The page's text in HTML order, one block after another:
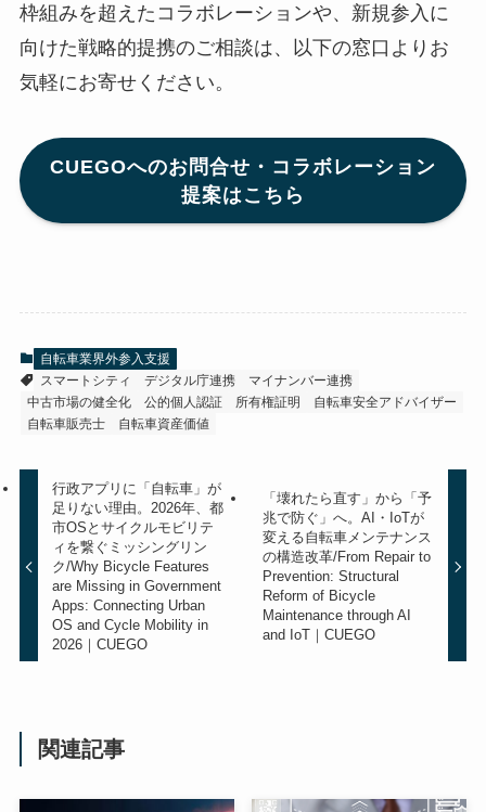
枠組みを超えたコラボレーションや、新規参入に
向けた戦略的提携のご相談は、以下の窓口よりお
気軽にお寄せください。
CUEGOへのお問合せ・コラボレーション
提案はこちら
自転車業界外参入支援
スマートシティ
デジタル庁連携
マイナンバー連携
中古市場の健全化
公的個人認証 所有権証明
自転車安全アドバイザー
自転車販売士
自転車資産価値
行政アプリに「自転車」が
足りない理由。2026年、都
市OSとサイクルモビリテ
ィを繋ぐミッシングリン
ク/Why Bicycle Features
are Missing in Government
Apps: Connecting Urban
OS and Cycle Mobility in
2026｜CUEGO
「壊れたら直す」から「予
兆で防ぐ」へ。AI・IoTが
変える自転車メンテナンス
の構造改革/From Repair to
Prevention: Structural
Reform of Bicycle
Maintenance through AI
and IoT｜CUEGO
関連記事